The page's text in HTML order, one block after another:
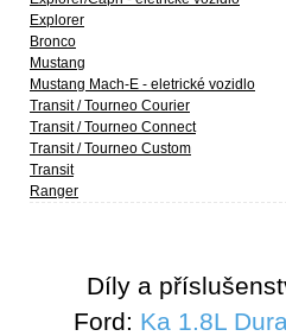
Explorer
Bronco
Mustang
Mustang Mach-E - eletrické vozidlo
Transit / Tourneo Courier
Transit / Tourneo Connect
Transit / Tourneo Custom
Transit
Ranger
Díly a
Ford: Ka 1.8L